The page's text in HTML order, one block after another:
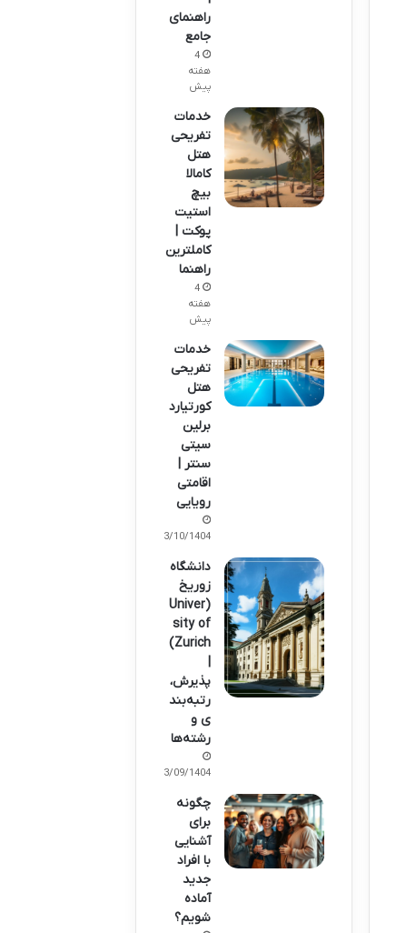
راهنمای
جامع
4
هفته
پیش
خدمات
تفریحی
هتل
کامالا
بیچ
استیت
پوکت |
کاملترین
راهنما
4
هفته
پیش
خدمات
تفریحی
هتل
کورتیارد
برلین
سیتی
سنتر |
اقامتی
رویایی
03/10/1404
دانشگاه
زوریخ
(Univer
sity of
Zurich)
پذیرش،
رتبه‌بند
ی و
رشته‌ها
23/09/1404
چگونه
برای
آشنایی
با افراد
جدید
آماده
شویم؟